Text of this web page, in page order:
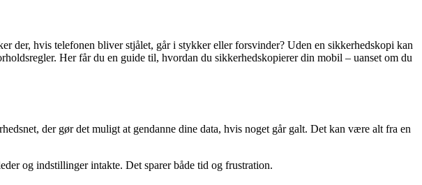
der, hvis telefonen bliver stjålet, går i stykker eller forsvinder? Uden en sikkerhedskopi kan
Her får du en guide til, hvordan du sikkerhedskopierer din mobil – uanset om du
der gør det muligt at gendanne dine data, hvis noget går galt. Det kan være alt fra en
og indstillinger intakte. Det sparer både tid og frustration.